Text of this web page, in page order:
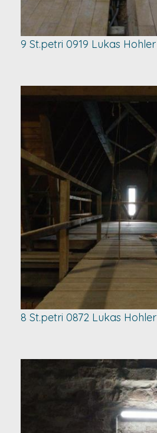
9 St.petri 0919 Lukas Hohler
8 St.petri 0872 Lukas Hohler